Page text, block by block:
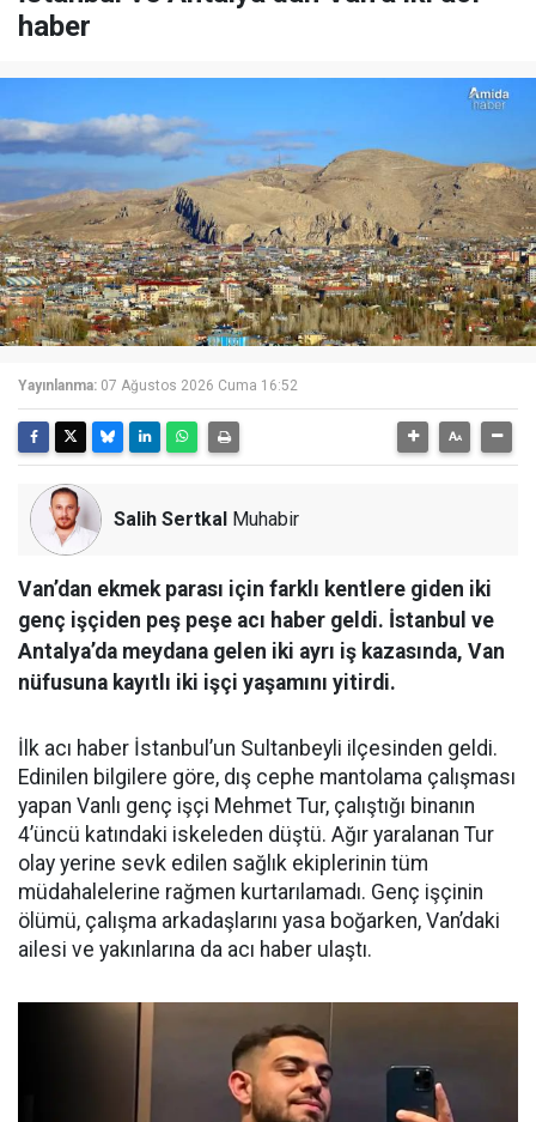
haber
Yayınlanma: 07 Ağustos 2026 Cuma 16:52
Salih Sertkal Muhabir
Van’dan ekmek parası için farklı kentlere giden iki
genç işçiden peş peşe acı haber geldi. İstanbul ve
Antalya’da meydana gelen iki ayrı iş kazasında, Van
nüfusuna kayıtlı iki işçi yaşamını yitirdi.
İlk acı haber İstanbul’un Sultanbeyli ilçesinden geldi.
Edinilen bilgilere göre, dış cephe mantolama çalışması
yapan Vanlı genç işçi Mehmet Tur, çalıştığı binanın
4’üncü katındaki iskeleden düştü. Ağır yaralanan Tur
olay yerine sevk edilen sağlık ekiplerinin tüm
müdahalelerine rağmen kurtarılamadı. Genç işçinin
ölümü, çalışma arkadaşlarını yasa boğarken, Van’daki
ailesi ve yakınlarına da acı haber ulaştı.